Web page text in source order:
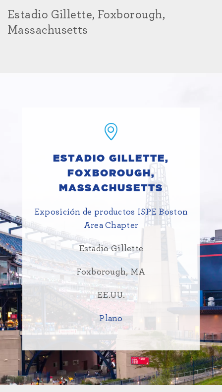
Estadio Gillette, Foxborough,
Massachusetts
ESTADIO GILLETTE,
FOXBOROUGH,
MASSACHUSETTS
Exposición de productos ISPE Boston
Area Chapter
Estadio Gillette
Foxborough, MA
EE.UU.
Plano